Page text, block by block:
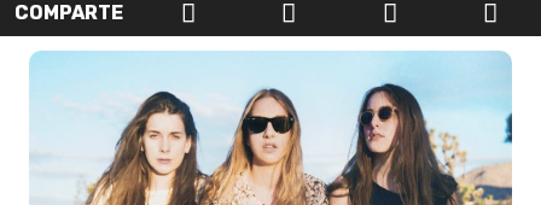
COMPARTE